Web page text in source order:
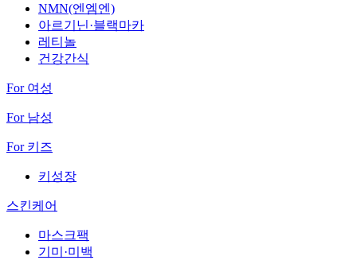
NMN(엔엠엔)
아르기닌·블랙마카
레티놀
건강간식
For 여성
For 남성
For 키즈
키성장
스킨케어
마스크팩
기미·미백